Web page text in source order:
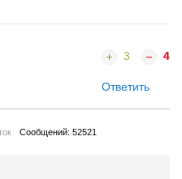
3 4
Ответить
Сообщений: 52521